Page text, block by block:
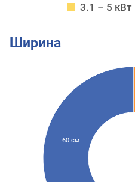
3.1 – 5 кВт
Ширина
60 см